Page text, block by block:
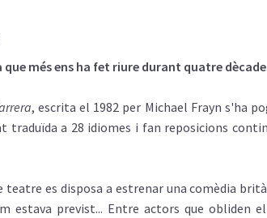
més ens ha fet riure durant quatre
, escrita el 1982 per Michael Frayn s'ha
traduïda a 28 idiomes i fan reposicions
teatre es disposa a estrenar una comèdia
estava previst... Entre actors que obliden